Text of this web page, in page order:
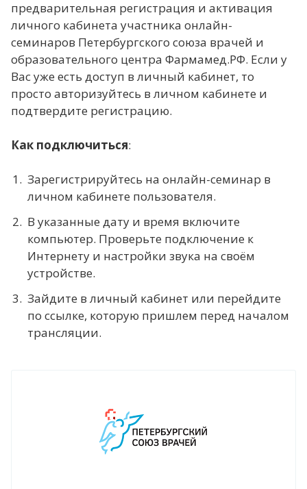
предварительная регистрация и активация
личного кабинета участника онлайн-
семинаров Петербургского союза врачей и
образовательного центра Фармамед.РФ. Если у
Вас уже есть доступ в личный кабинет, то
просто авторизуйтесь в личном кабинете и
подтвердите регистрацию.
Как подключиться:
Зарегистрируйтесь на онлайн-семинар в
личном кабинете пользователя.
В указанные дату и время включите
компьютер. Проверьте подключение к
Интернету и настройки звука на своём
устройстве.
Зайдите в личный кабинет или перейдите
по ссылке, которую пришлем перед началом
трансляции.